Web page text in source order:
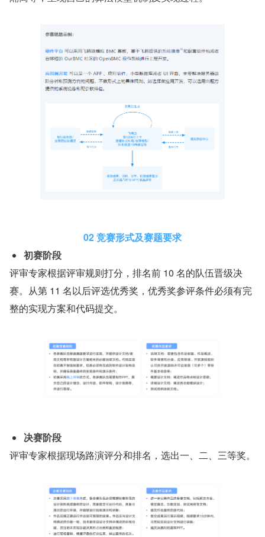
02 竞赛形式及赛题要求
初赛阶段
评审专家根据评审规则打分，排名前 10 名的队伍晋级决
赛。从第 11 名以后评选优秀奖，优秀奖参评条件必须有完
整的实现方案和代码提交。
决赛阶段
评审专家根据现场路演评分和排名，选出一、二、三等奖。